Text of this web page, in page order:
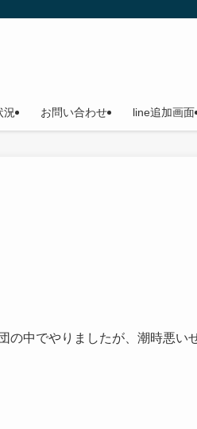
立船（貸切船）なのでご家族やお友達を
況 お問い合わせ line追加画面
の中でやりましたが、潮時悪い